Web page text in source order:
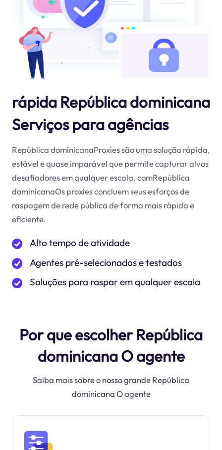
rápida República dominicana
Serviços para agências
República dominicanaProxies são uma solução rápida,
estável e quase imparável que permite capturar alvos
desafiadores em qualquer escala. comRepública
dominicanaOs proxies concluem seus esforços de
raspagem de rede pública de forma mais rápida e
eficiente.
Alto tempo de atividade
Agentes pré-selecionados e testados
Soluções para raspar em qualquer escala
Por que escolher República
dominicana O agente
Saiba mais sobre o nosso grande República
dominicana O agente